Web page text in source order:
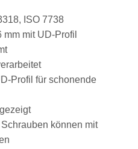
ISO 7738
mit UD-Profil
Profil für schonende
können mit